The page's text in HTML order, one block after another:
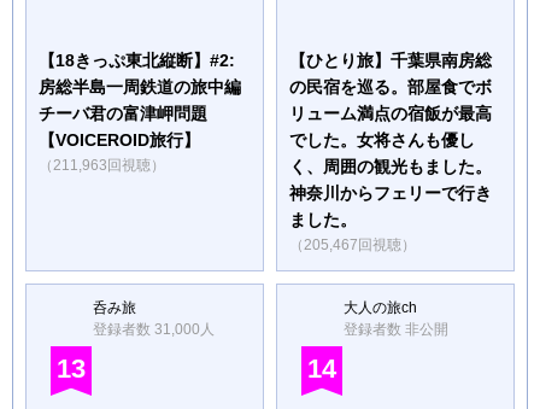
【18きっぷ東北縦断】#2:
房総半島一周鉄道の旅中編
チーバ君の富津岬問題
【VOICEROID旅行】
（211,963回視聴）
【ひとり旅】千葉県南房総
の民宿を巡る。部屋食でボ
リューム満点の宿飯が最高
でした。女将さんも優し
く、周囲の観光もました。
神奈川からフェリーで行き
ました。
（205,467回視聴）
呑み旅
登録者数 31,000人
13
大人の旅ch
登録者数 非公開
14